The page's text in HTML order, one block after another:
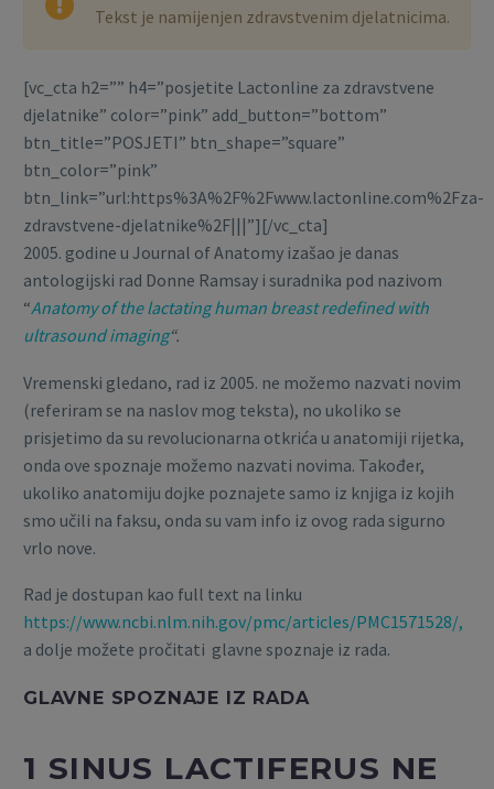
Tekst je namijenjen zdravstvenim djelatnicima.
[vc_cta h2=”” h4=”posjetite Lactonline za zdravstvene
djelatnike” color=”pink” add_button=”bottom”
btn_title=”POSJETI” btn_shape=”square”
btn_color=”pink”
btn_link=”url:https%3A%2F%2Fwww.lactonline.com%2Fza-
zdravstvene-djelatnike%2F|||”][/vc_cta]
2005. godine u Journal of Anatomy izašao je danas
antologijski rad Donne Ramsay i suradnika pod nazivom
“Anatomy of the lactating human breast redefined with
ultrasound imaging“.
Vremenski gledano, rad iz 2005. ne možemo nazvati novim
(referiram se na naslov mog teksta), no ukoliko se
prisjetimo da su revolucionarna otkrića u anatomiji rijetka,
onda ove spoznaje možemo nazvati novima. Također,
ukoliko anatomiju dojke poznajete samo iz knjiga iz kojih
smo učili na faksu, onda su vam info iz ovog rada sigurno
vrlo nove.
Rad je dostupan kao full text na linku
https://www.ncbi.nlm.nih.gov/pmc/articles/PMC1571528/,
a dolje možete pročitati glavne spoznaje iz rada.
GLAVNE SPOZNAJE IZ RADA
1 SINUS LACTIFERUS NE